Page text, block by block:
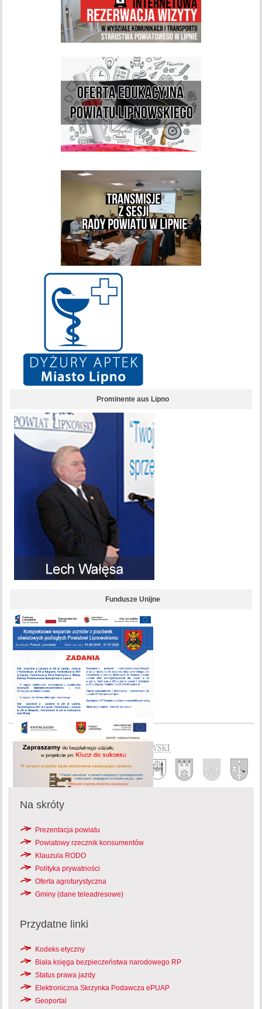
Prominente aus Lipno
Fundusze Unijne
Na skróty
Prezentacja powiatu
Powiatowy rzecznik konsumentów
Klauzula RODO
Polityka prywatności
Oferta agroturystyczna
Gminy (dane teleadresowe)
Przydatne linki
Kodeks etyczny
Biała księga bezpieczeństwa narodowego RP
Status prawa jazdy
Elektroniczna Skrzynka Podawcza ePUAP
Geoportal